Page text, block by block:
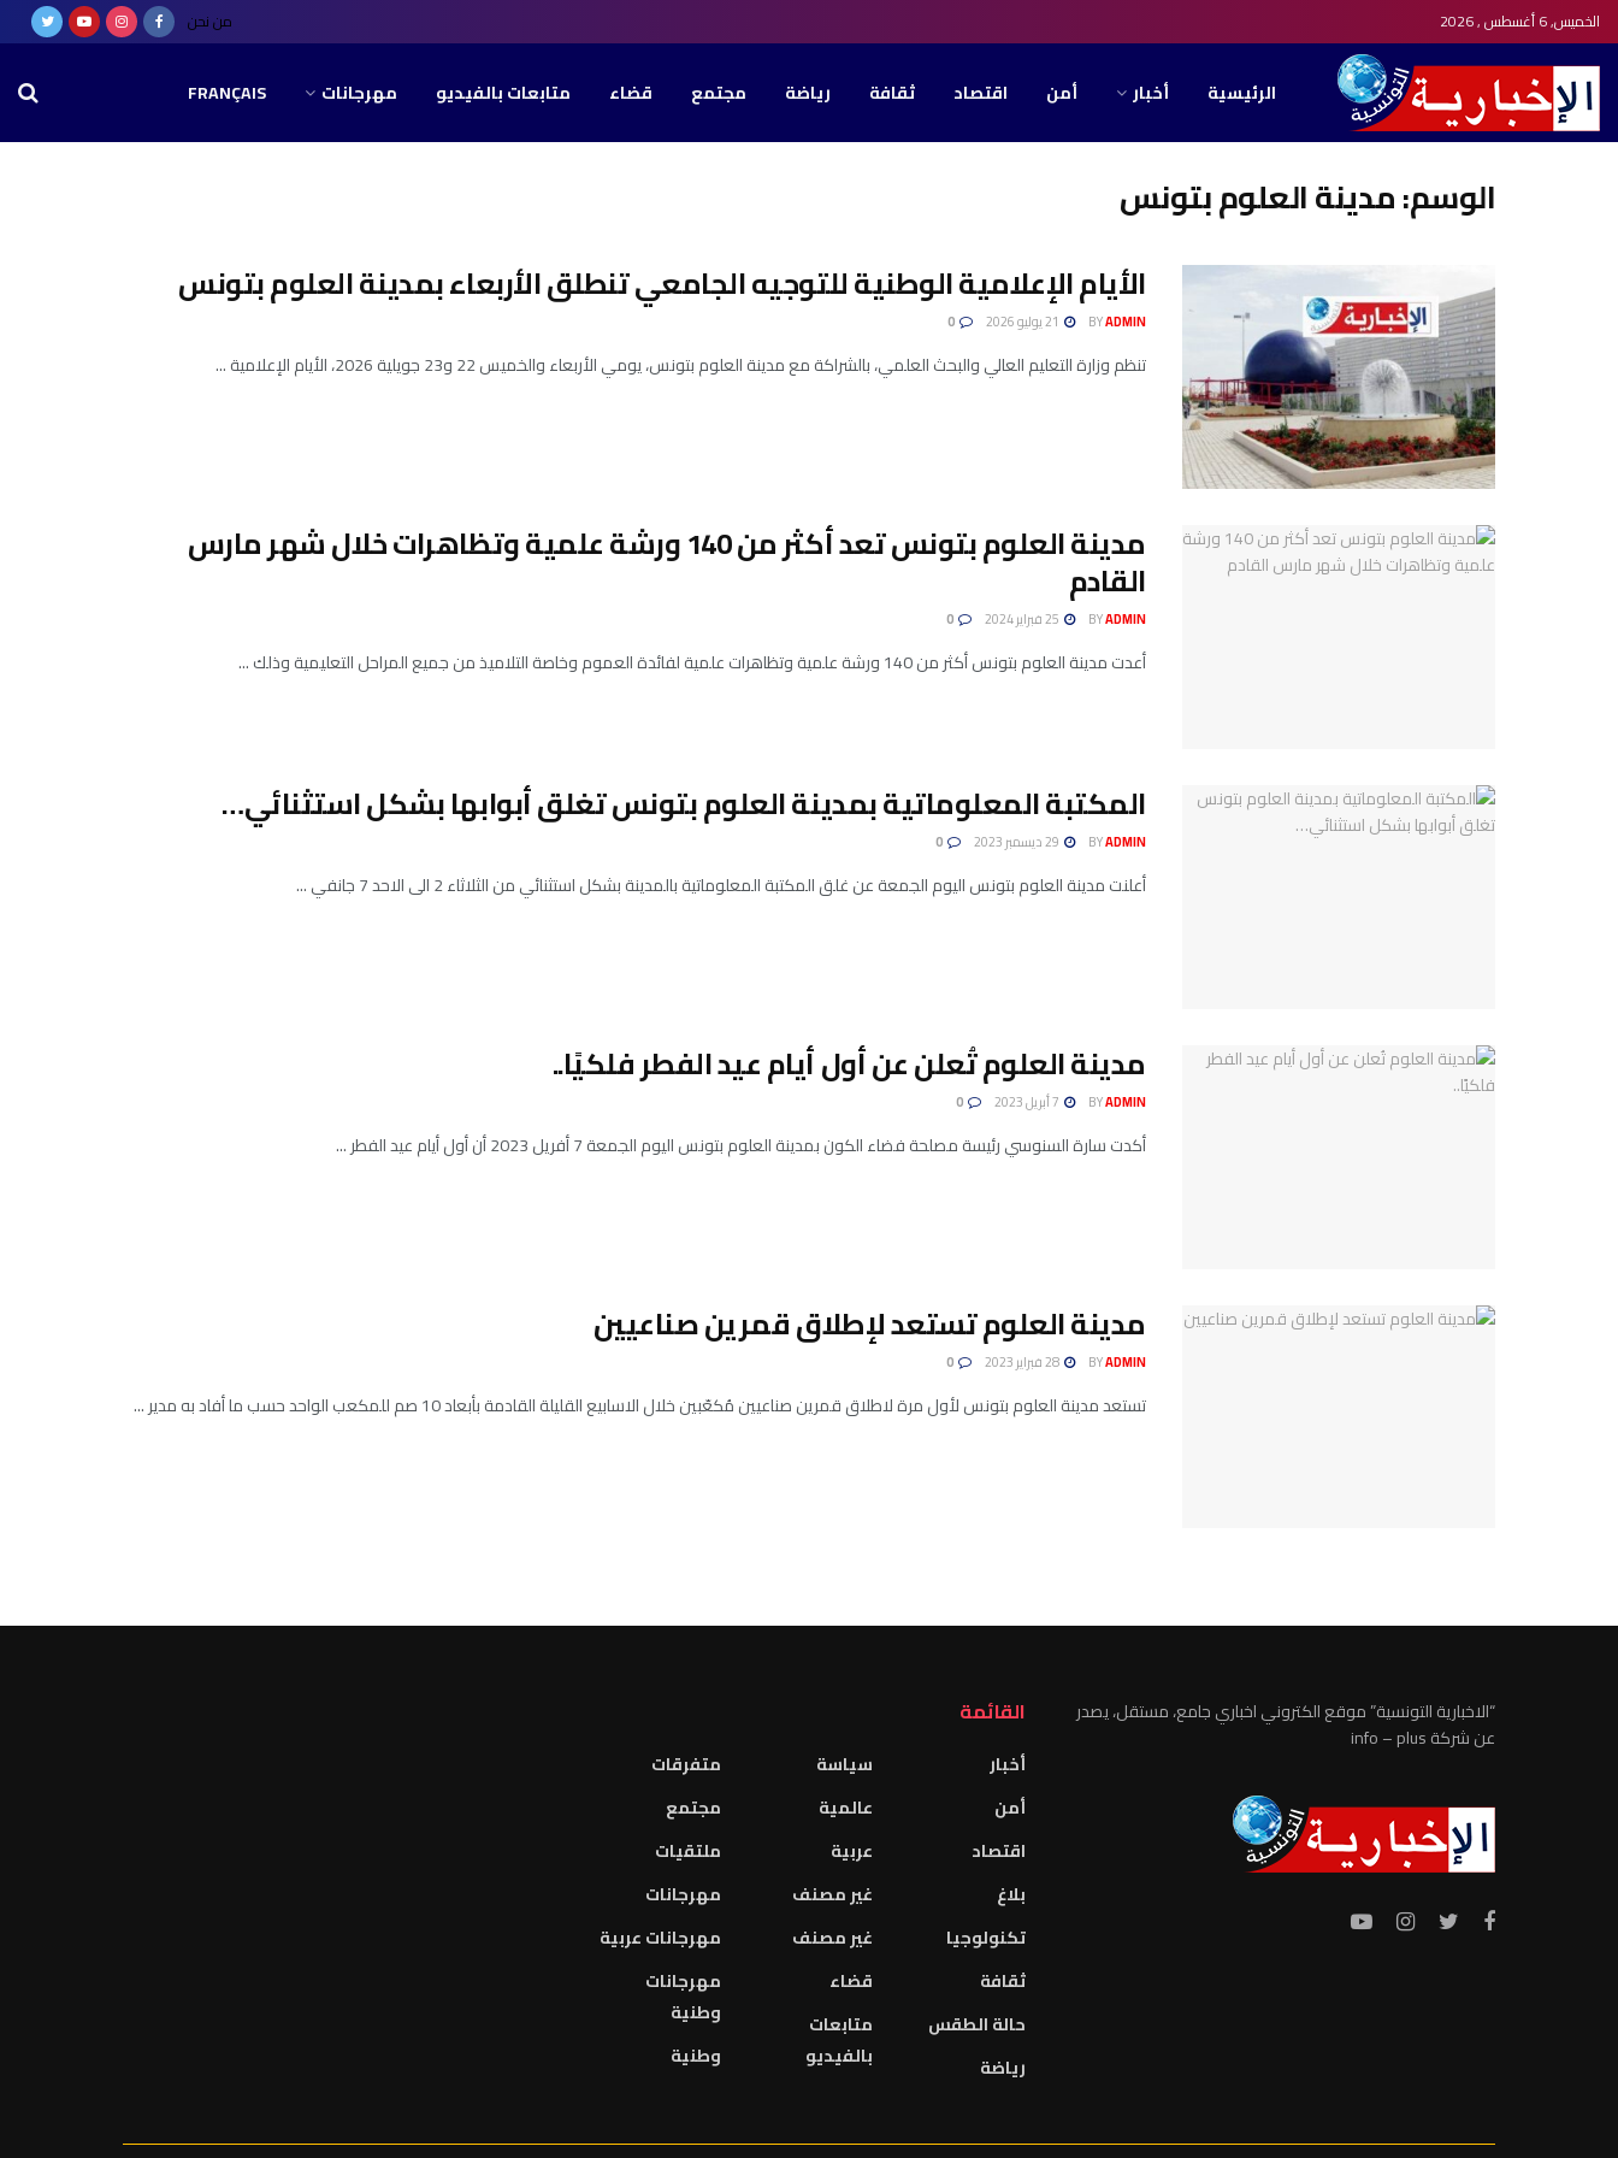
الخميس, 6 أغسطس , 2026 من نحن
الرئيسية أخبار أمن اقتصاد ثقافة رياضة مجتمع قضاء متابعات بالفيديو مهرجانات FRANÇAIS
الوسم:مدينة العلوم بتونس
الأيام الإعلامية الوطنية للتوجيه الجامعي تنطلق الأربعاء بمدينة العلوم بتونس
BYADMIN
تنظم وزارة التعليم العالي والبحث العلمي، بالشراكة مع مدينة العلوم بتونس، يومي الأربعاء والخميس 22 و23 جويلية 2026، الأيام الإعلامية ...
مدينة العلوم بتونس تعد أكثر من 140 ورشة علمية وتظاهرات خلال شهر مارس
القادم
BYADMIN
أعدت مدينة العلوم بتونس أكثر من 140 ورشة علمية وتظاهرات علمية لفائدة العموم وخاصة التلاميذ من جميع المراحل التعليمية وذلك ...
المكتبة المعلوماتية بمدينة العلوم بتونس تغلق أبوابها بشكل استثنائي…
BYADMIN
أعلنت مدينة العلوم بتونس اليوم الجمعة عن غلق المكتبة المعلوماتية بالمدينة بشكل استثنائي من الثلاثاء 2 الى الاحد 7 جانفي ...
مدينة العلوم تُعلن عن أول أيام عيد الفطر فلكيًا..
BYADMIN
أكدت سارة السنوسي رئيسة مصلحة فضاء الكون بمدينة العلوم بتونس اليوم الجمعة 7 أفريل 2023 أن أول أيام عيد الفطر ...
مدينة العلوم تستعد لإطلاق قمرين صناعيين
BYADMIN
تستعد مدينة العلوم بتونس لأول مرة لاطلاق قمرين صناعيين مُكعّبين خلال الاسابيع القليلة القادمة بأبعاد 10 صم للمكعب الواحد حسب ما أفاد به مدير ...
“الاخبارية التونسية” موقع الكتروني اخباري جامع، مستقل، يصدر
عن شركة info – plus
القائمة
أخبار
أمن
اقتصاد
بلاغ
تكنولوجيا
ثقافة
حالة الطقس
رياضة
سياسة
عالمية
عربية
غير مصنف
غير مصنف
قضاء
متابعات
بالفيديو
متفرقات
مجتمع
ملتقيات
مهرجانات
مهرجانات عربية
مهرجانات
وطنية
وطنية